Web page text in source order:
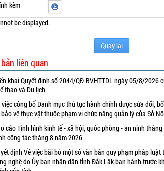
kèm
be displayed.
Quay lại
liên quan
khai Quyết định số 2044/QĐ-BVHTTDL ngày 05/8/2026
thao và Du lịch
việc công bố Danh mục thủ tục hành chính được sửa đổi,
bảo vệ thực vật thuộc phạm vi chức năng quản lý của Sở
cáo Tình hình kinh tế - xã hội, quốc phòng - an ninh
công tác tháng 8 năm 2026
định Về việc bãi bỏ một số văn bản quy phạm pháp luật
nghệ do Ủy ban nhân dân tỉnh Đắk Lắk ban hành trước